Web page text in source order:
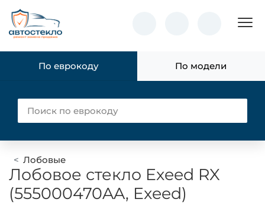
По еврокоду По модели
Лобовые
Лобовое стекло Exeed RX
(555000470AA, Exeed)